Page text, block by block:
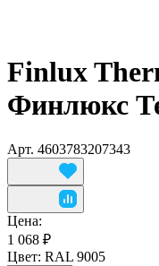
Finlux
Финлюкс
Арт. 4603783207343
Цена:
1 068 ₽
Цвет: RAL 9005